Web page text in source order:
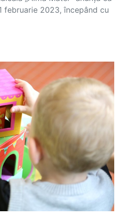
februarie 2023, începând cu